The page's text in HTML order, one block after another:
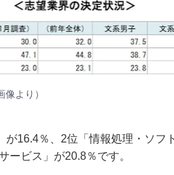
像より）
16.4％、2位「情報処理・ソフ
ービス」が20.8％です。